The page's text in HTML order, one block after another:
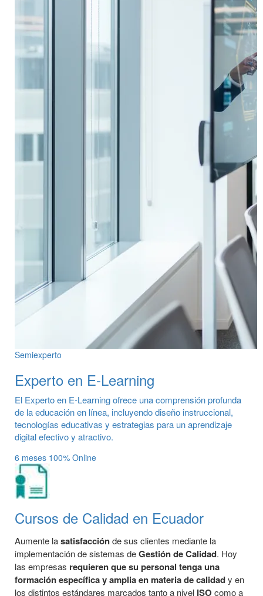
Semiexperto
Experto en E-Learning
El Experto en E-Learning ofrece una comprensión profunda
de la educación en línea, incluyendo diseño instruccional,
tecnologías educativas y estrategias para un aprendizaje
digital efectivo y atractivo.
6 meses 100% Online
Cursos de Calidad en Ecuador
Aumente lasatisfacciónde sus clientes mediante la
implementación de sistemas deGestión de Calidad. Hoy
las empresas requieren que su personal tenga una
formación específica y amplia en materia de calidady en
los distintos estándares marcados tanto a nivel ISO como a